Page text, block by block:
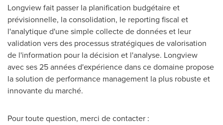
Longviewfait passer la planification budgétaire et
prévisionnelle, la consolidation, le reporting fiscal et
l'analytique d'une simple collecte de données et leur
validation vers des processus stratégiques de valorisation
de l'information pour la décision et l'analyse. Longview
avec ses 25 années d'expérience dans ce domaine propose
la solution de performance management la plus robuste et
innovante du marché.
Pour toute question, merci de contacter :